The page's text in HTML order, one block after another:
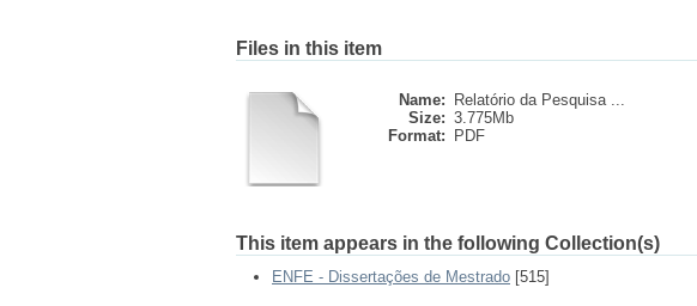
Files in this item
Name:
Relatório da Pesquisa ...
Size: 3.775Mb
Format:
PDF
This item appears in the following Collection(s)
ENFE - Dissertações de Mestrado [515]